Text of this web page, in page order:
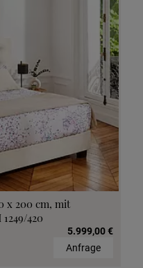
x 200 cm, mit
420
5.999,00 €
Anfrage